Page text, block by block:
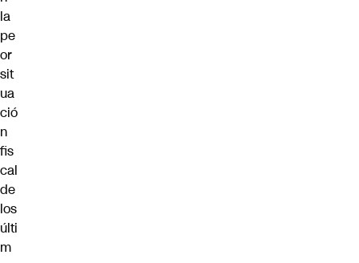
la
pe
or
sit
ua
ció
n
fis
cal
de
los
últi
m